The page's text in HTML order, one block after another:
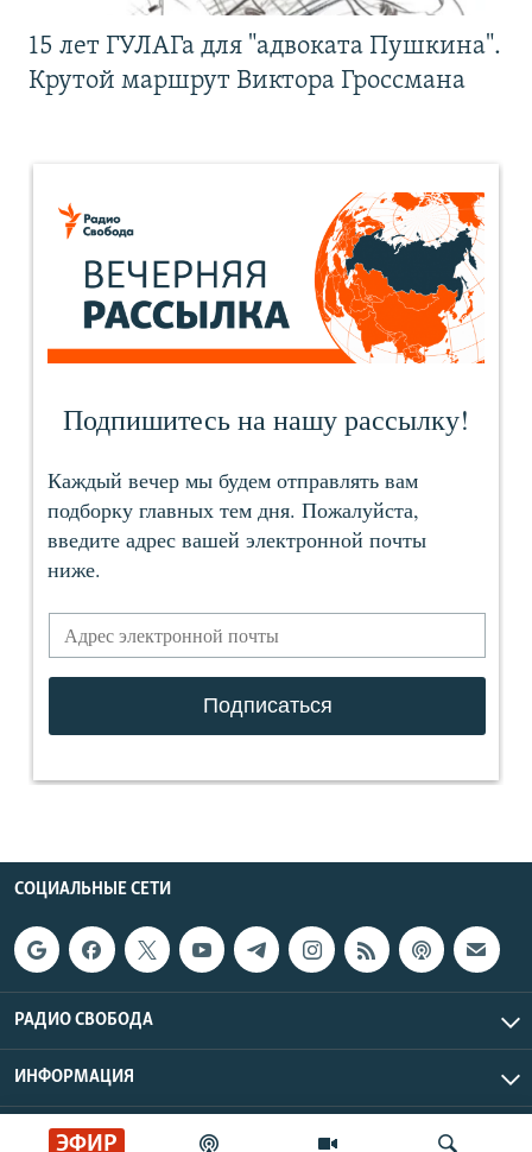
ЭФИР
15 лет ГУЛАГа для "адвоката Пушкина".
Крутой маршрут Виктора Гроссмана
СОЦИАЛЬНЫЕ СЕТИ
РАДИО СВОБОДА
ИНФОРМАЦИЯ
Радио Свобода © 2026 RFE/RL, Inc. | Все права защищены.